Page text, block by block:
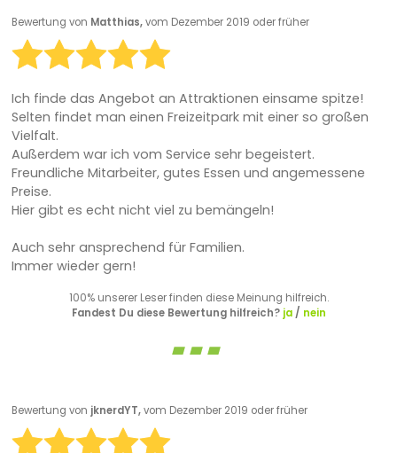
Bewertung von Matthias,vom Dezember 2019 oder früher
Ich finde das Angebot an Attraktionen einsame spitze!
Selten findet man einen Freizeitpark mit einer so großen
Vielfalt.
Außerdem war ich vom Service sehr begeistert.
Freundliche Mitarbeiter, gutes Essen und angemessene
Preise.
Hier gibt es echt nicht viel zu bemängeln!
Auch sehr ansprechend für Familien.
Immer wieder gern!
100% unserer Leser finden diese Meinung hilfreich.
Fandest Du diese Bewertung hilfreich? ja/ nein
Bewertung von jknerdYT,vom Dezember 2019 oder früher